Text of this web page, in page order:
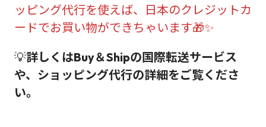
ッピング代行を使えば、日本のクレジットカ
ードでお買い物ができちゃいます🎁✨
💡詳しくはBuy＆Shipの国際転送サービス
や、ショッピング代行の詳細をご覧くださ
い。